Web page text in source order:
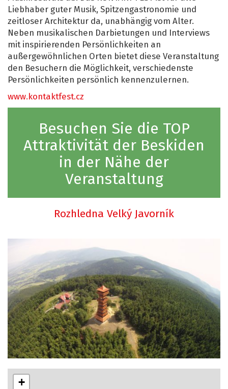
Liebhaber guter Musik, Spitzengastronomie und
zeitloser Architektur da, unabhängig vom Alter.
Neben musikalischen Darbietungen und Interviews
mit inspirierenden Persönlichkeiten an
außergewöhnlichen Orten bietet diese Veranstaltung
den Besuchern die Möglichkeit, verschiedenste
Persönlichkeiten persönlich kennenzulernen.
www.kontaktfest.cz
Besuchen Sie die TOP
Attraktivität der Beskiden
in der Nähe der
Veranstaltung
Rozhledna Velký Javorník
+